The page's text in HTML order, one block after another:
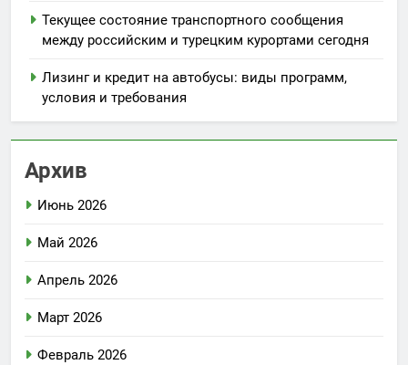
Текущее состояние транспортного сообщения
между российским и турецким курортами сегодня
Лизинг и кредит на автобусы: виды программ,
условия и требования
Архив
Июнь 2026
Май 2026
Апрель 2026
Март 2026
Февраль 2026